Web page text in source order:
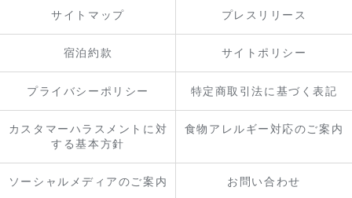
サイトマップ プレスリリース
宿泊約款 サイトポリシー
プライバシーポリシー 特定商取引法に基づく表記
カスタマーハラスメントに対
する基本方針
食物アレルギー対応のご案内
ソーシャルメディアのご案内 お問い合わせ